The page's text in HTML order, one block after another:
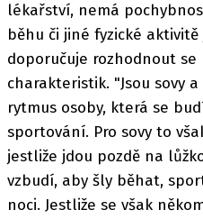
lékařství, nemá
běhu či jiné fyzické
doporučuje rozhodnout
charakteristik. "Jsou sovy
rytmus osoby, která se
sportování. Pro sovy to
jestliže jdou pozdě na
vzbudí, aby šly běhat,
noci. Jestliže se však